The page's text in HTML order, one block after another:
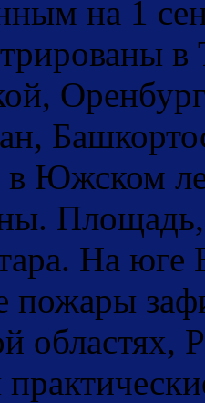
на 1
Южском
На юге
пожары
областях,